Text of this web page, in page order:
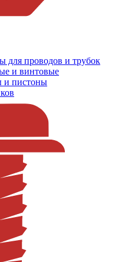
для проводов и трубок
и винтовые
и пистоны